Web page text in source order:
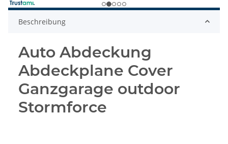
Beschreibung
Auto Abdeckung
Abdeckplane Cover
Ganzgarage outdoor
Stormforce